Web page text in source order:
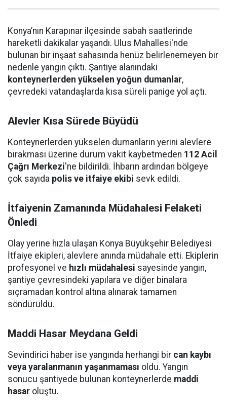
Konya’nın Karapınar ilçesinde sabah saatlerinde
hareketli dakikalar yaşandı. Ulus Mahallesi'nde
bulunan bir inşaat sahasında henüz belirlenemeyen bir
nedenle yangın çıktı. Şantiye alanındaki
konteynerlerden yükselen yoğun dumanlar,
çevredeki vatandaşlarda kısa süreli panige yol açtı.
Alevler Kısa Sürede Büyüdü
Konteynerlerden yükselen dumanların yerini alevlere
bırakması üzerine durum vakit kaybetmeden 112 Acil
Çağrı Merkezi'ne bildirildi. İhbarın ardından bölgeye
çok sayıda polis ve itfaiye ekibi sevk edildi.
İtfaiyenin Zamanında Müdahalesi Felaketi
Önledi
Olay yerine hızla ulaşan Konya Büyükşehir Belediyesi
İtfaiye ekipleri, alevlere anında müdahale etti. Ekiplerin
profesyonel ve hızlı müdahalesi sayesinde yangın,
şantiye çevresindeki yapılara ve diğer binalara
sıçramadan kontrol altına alınarak tamamen
söndürüldü.
Maddi Hasar Meydana Geldi
Sevindirici haber ise yangında herhangi bir can kaybı
veya yaralanmanın yaşanmaması oldu. Yangın
sonucu şantiyede bulunan konteynerlerde maddi
hasar oluştu.